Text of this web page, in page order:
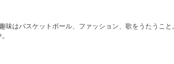
味はバスケットボール、ファッション、歌をうたうこと